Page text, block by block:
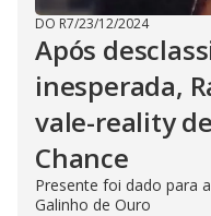
DO R7/23/12/2024
Após
inesperada,
vale-reality
Chance
Presente foi dado para
Galinho de Ouro